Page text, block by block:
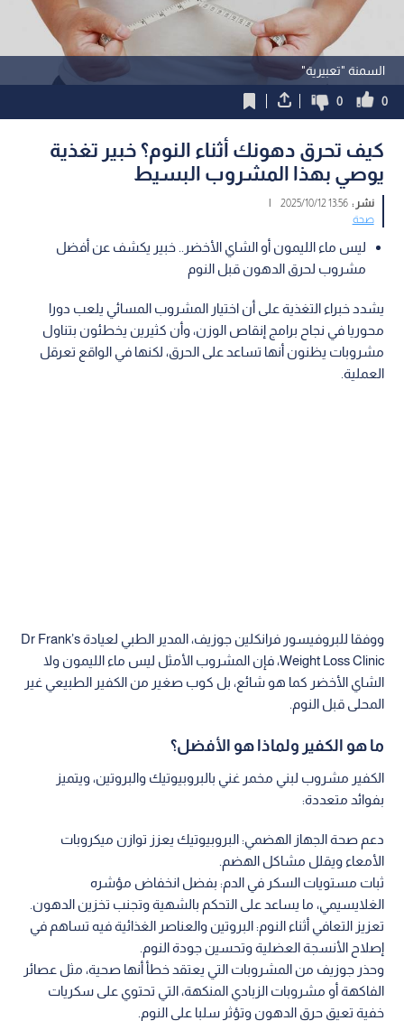
السمنة "تعبيرية"
0
0
كيف تحرق دهونك أثناء النوم؟ خبير تغذية
يوصي بهذا المشروب البسيط
نشر :13:56 2025/10/12
|
صحة
ليس ماء الليمون أو الشاي الأخضر.. خبير يكشف عن أفضل
مشروب لحرق الدهون قبل النوم
يشدد خبراء التغذية على أن اختيار المشروب المسائي يلعب دورا
محوريا في نجاح برامج إنقاص الوزن، وأن كثيرين يخطئون بتناول
مشروبات يظنون أنها تساعد على الحرق، لكنها في الواقع تعرقل
العملية.
ووفقا للبروفيسور فرانكلين جوزيف، المدير الطبي لعيادة Dr Frank’s
Weight Loss Clinic، فإن المشروب الأمثل ليس ماء الليمون ولا
الشاي الأخضر كما هو شائع، بل كوب صغير من الكفير الطبيعي غير
المحلى قبل النوم.
ما هو الكفير ولماذا هو الأفضل؟
الكفير مشروب لبني مخمر غني بالبروبيوتيك والبروتين، ويتميز
بفوائد متعددة:
دعم صحة الجهاز الهضمي: البروبيوتيك يعزز توازن ميكروبات
الأمعاء ويقلل مشاكل الهضم.
ثبات مستويات السكر في الدم: بفضل انخفاض مؤشره
الغلايسيمي، ما يساعد على التحكم بالشهية وتجنب تخزين الدهون.
تعزيز التعافي أثناء النوم: البروتين والعناصر الغذائية فيه تساهم في
إصلاح الأنسجة العضلية وتحسين جودة النوم.
وحذر جوزيف من المشروبات التي يعتقد خطأ أنها صحية، مثل عصائر
الفاكهة أو مشروبات الزبادي المنكهة، التي تحتوي على سكريات
خفية تعيق حرق الدهون وتؤثر سلبا على النوم.